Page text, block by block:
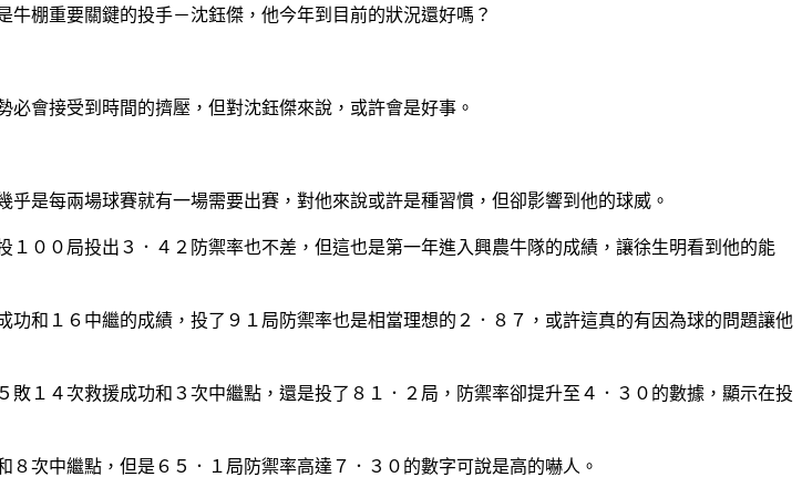
棚重要關鍵的投手－沈鈺傑，他今年到目前的狀況還好嗎？
會接受到時間的擠壓，但對沈鈺傑來說，或許會是好事。
是每兩場球賽就有一場需要出賽，對他來說或許是種習慣，但卻影響到他的球威。
００局投出３．４２防禦率也不差，但這也是第一年進入興農牛隊的成績，讓徐生明看到他的能
和１６中繼的成績，投了９１局防禦率也是相當理想的２．８７，或許這真的有因為球的問題讓他
１４次救援成功和３次中繼點，還是投了８１．２局，防禦率卻提升至４．３０的數據，顯示在投
次中繼點，但是６５．１局防禦率高達７．３０的數字可說是高的嚇人。